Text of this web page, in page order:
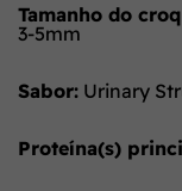
Tamanho do
3-5mm
Sabor: Urinary
Proteína(s)